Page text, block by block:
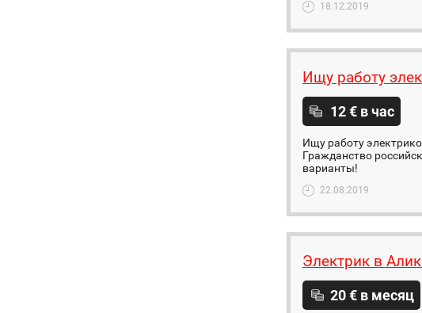
18.12.2019
Ищу работу
12 € в час
Ищу работу
Гражданство
варианты!
22.08.2019
Электрик в
20 € в месяц